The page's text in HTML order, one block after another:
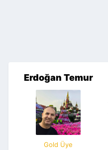
Erdoğan Temur
Gold Üye